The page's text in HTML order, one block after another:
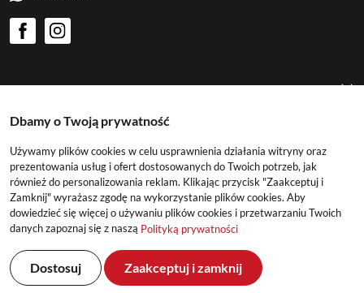
American Motors
Konto
Dbamy o Twoją prywatność
Używamy plików cookies w celu usprawnienia działania witryny oraz
prezentowania usług i ofert dostosowanych do Twoich potrzeb, jak
również do personalizowania reklam. Klikając przycisk "Zaakceptuj i
Zamknij" wyrażasz zgodę na wykorzystanie plików cookies. Aby
dowiedzieć się więcej o używaniu plików cookies i przetwarzaniu Twoich
danych zapoznaj się z naszą Polityką prywatności
Dostosuj Zaakceptuj i zamknij